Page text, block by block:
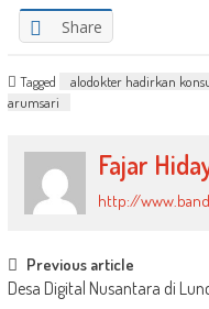
Share
Tagged alodokter hadirkan
arumsari
Fajar
http://
Post
Previous article
Desa Digital Nusantara di